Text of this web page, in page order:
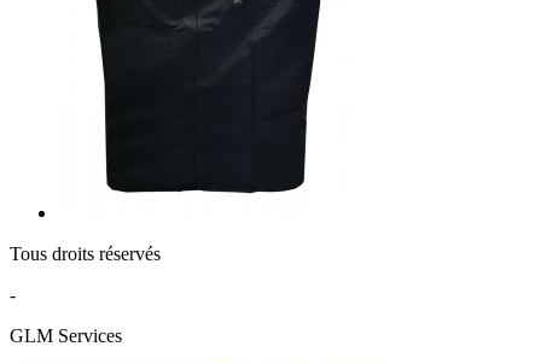
Tous droits réservés
-
GLM Services